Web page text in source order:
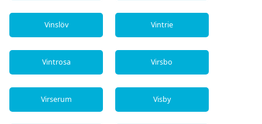
Vinslöv Vintrie
Vintrosa Virsbo
Virserum Visby